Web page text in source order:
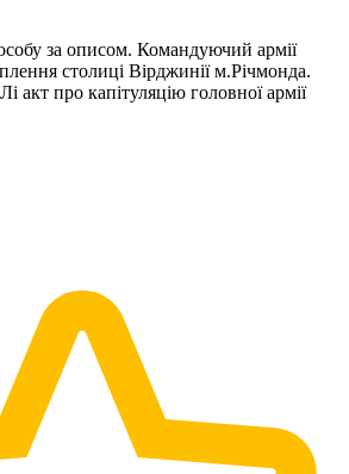
за описом. Командуючий армії
столиці Вірджинії м.Річмонда.
акт про капітуляцію головної армії